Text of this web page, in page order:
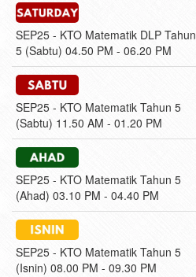
SEP25 - KTO Matematik DLP Tahun
5 (Sabtu) 04.50 PM - 06.20 PM
SEP25 - KTO Matematik Tahun 5
(Sabtu) 11.50 AM - 01.20 PM
SEP25 - KTO Matematik Tahun 5
(Ahad) 03.10 PM - 04.40 PM
SEP25 - KTO Matematik Tahun 5
(Isnin) 08.00 PM - 09.30 PM